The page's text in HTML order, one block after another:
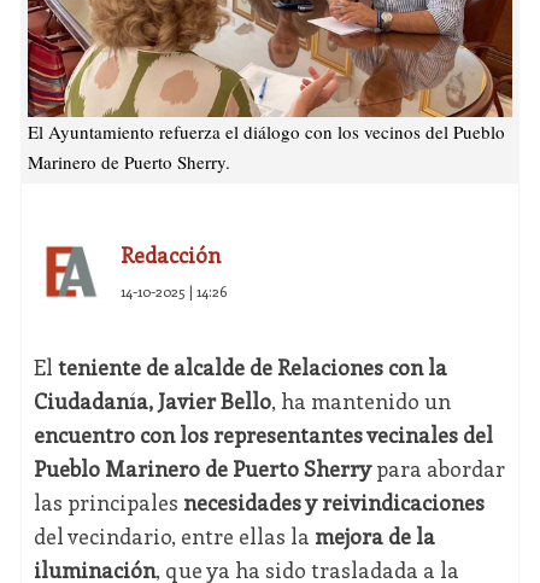
El Ayuntamiento refuerza el diálogo con los vecinos del Pueblo
Marinero de Puerto Sherry.
Redacción
14-10-2025 | 14:26
El teniente de alcalde de Relaciones con la
Ciudadanía, Javier Bello, ha mantenido un
encuentro con los representantes vecinales del
Pueblo Marinero de Puerto Sherrypara abordar
las principales necesidades y reivindicaciones
del vecindario, entre ellas la mejora de la
iluminación, que ya ha sido trasladada a la